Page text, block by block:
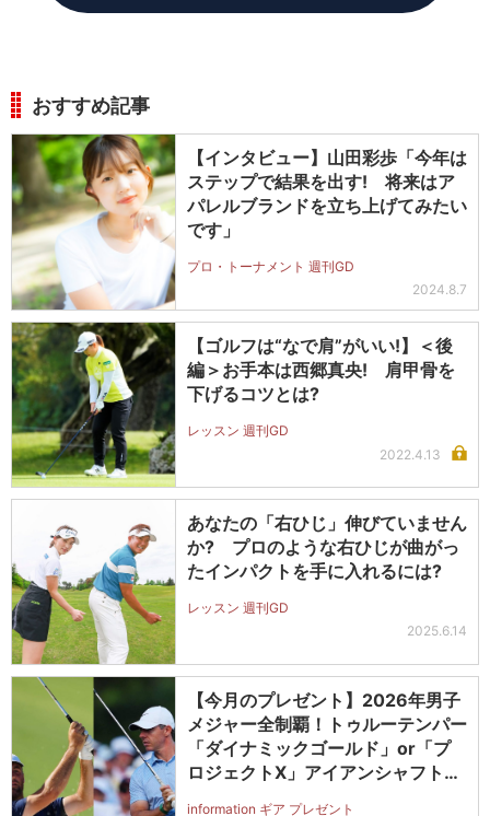
おすすめ記事
【インタビュー】山田彩歩「今年は
ステップで結果を出す! 将来はア
パレルブランドを立ち上げてみたい
です」
プロ・トーナメント 週刊GD
2024.8.7
【ゴルフは“なで肩”がいい!】＜後
編＞お手本は西郷真央! 肩甲骨を
下げるコツとは?
レッスン 週刊GD
2022.4.13
あなたの「右ひじ」伸びていません
か? プロのような右ひじが曲がっ
たインパクトを手に入れるには?
レッスン 週刊GD
2025.6.14
【今月のプレゼント】2026年男子
メジャー全制覇！トゥルーテンパー
「ダイナミックゴールド」or「プ
ロジェクトX」アイアンシャフト
information ギア プレゼント